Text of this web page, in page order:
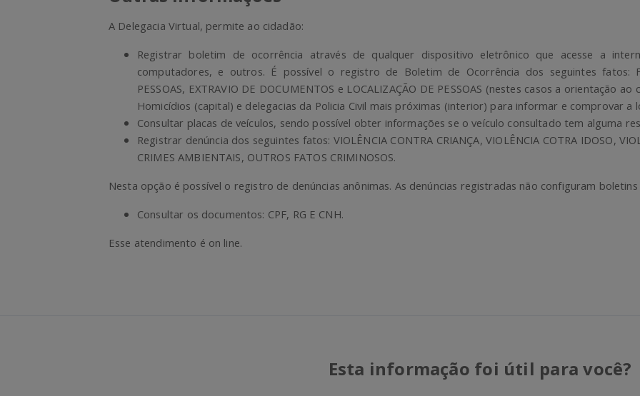
A Delegacia Virtual, permite ao cidadão:
Registrar boletim de ocorrência através de qualquer dispositivo eletrônico que acesse a
computadores, e outros. É possível o registro de Boletim de Ocorrência dos seguintes fatos:
PESSOAS, EXTRAVIO DE DOCUMENTOS e LOCALIZAÇÃO DE PESSOAS (nestes casos a orientação
Homicídios (capital) e delegacias da Policia Civil mais próximas (interior) para informar e comprovar a
Consultar placas de veículos, sendo possível obter informações se o veículo consultado tem alguma
Registrar denúncia dos seguintes fatos: VIOLÊNCIA CONTRA CRIANÇA, VIOLÊNCIA COTRA IDOSO,
CRIMES AMBIENTAIS, OUTROS FATOS CRIMINOSOS.
Nesta opção é possível o registro de denúncias anônimas. As denúncias registradas não configuram
Consultar os documentos: CPF, RG E CNH.
Esse atendimento é on line.
Esta informação foi útil para você?